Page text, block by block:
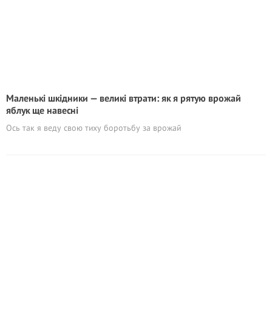
Маленькі шкідники — великі втрати: як я рятую врожай
яблук ще навесні
Ось так я веду свою тиху боротьбу за врожай